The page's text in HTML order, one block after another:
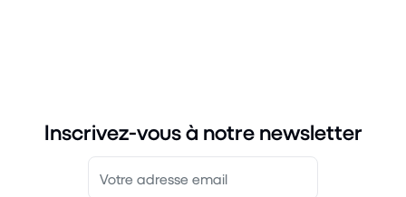
Inscrivez-vous à notre newsletter